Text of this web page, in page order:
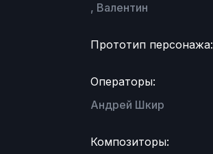
, Валентин
Прототип персонажа:
Операторы:
Андрей Шкир
Композиторы: